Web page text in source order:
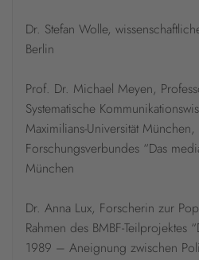
Dr. Stefan Wolle,
Berlin
Prof. Dr. Michael Meyen,
Systematische
Maximilians-Universität
Forschungsverbundes “Das
München
Dr. Anna Lux, Forscherin zur
Rahmen des BMBF-Teilprojektes
1989 – Aneignung zwischen